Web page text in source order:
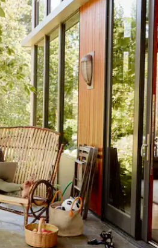
les parcourir ou en appuyant et en